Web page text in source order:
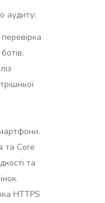
аудиту:
та Core
та
HTTPS